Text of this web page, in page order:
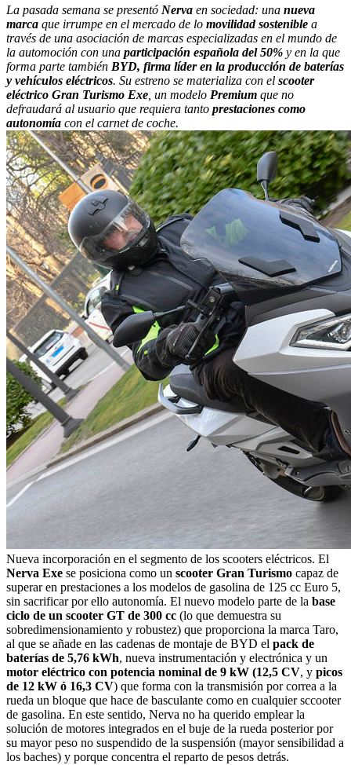
La pasada semana se presentó Nerva en sociedad: una nueva
marca que irrumpe en el mercado de lo movilidad sostenible a
través de una asociación de marcas especializadas en el mundo de
la automoción con una participación española del 50% y en la que
forma parte también BYD, firma líder en la producción de baterías
y vehículos eléctricos. Su estreno se materializa con el scooter
eléctrico Gran Turismo Exe, un modelo Premium que no
defraudará al usuario que requiera tanto prestaciones como
autonomía con el carnet de coche.
Nueva incorporación en el segmento de los scooters eléctricos. El
Nerva Exe se posiciona como un scooter Gran Turismo capaz de
superar en prestaciones a los modelos de gasolina de 125 cc Euro 5,
sin sacrificar por ello autonomía. El nuevo modelo parte de la base
ciclo de un scooter GT de 300 cc (lo que demuestra su
sobredimensionamiento y robustez) que proporciona la marca Taro,
al que se añade en las cadenas de montaje de BYD el pack de
baterías de 5,76 kWh, nueva instrumentación y electrónica y un
motor eléctrico con potencia nominal de 9 kW (12,5 CV, y picos
de 12 kW ó 16,3 CV) que forma con la transmisión por correa a la
rueda un bloque que hace de basculante como en cualquier sccooter
de gasolina. En este sentido, Nerva no ha querido emplear la
solución de motores integrados en el buje de la rueda posterior por
su mayor peso no suspendido de la suspensión (mayor sensibilidad a
los baches) y porque concentra el reparto de pesos detrás.